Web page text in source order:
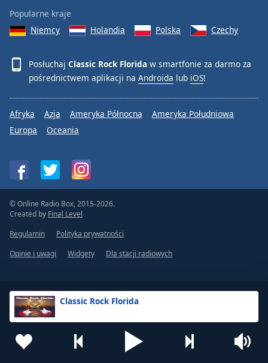
Classic Rock Florida
Popularne kraje
Niemcy
Holandia Polska Czechy
Posłuchaj Classic Rock Florida w smartfonie za darmo za
pośrednictwem aplikacji na Androida lub iOS!
Afryka Azja Ameryka Północna
Ameryka Południowa
Europa
Oceania
© Online Radio Box, 2015-2026.
Created by Final Level
Regulamin
Polityka prywatności
Opinie i uwagi
Widgety Dla stacji radiowych